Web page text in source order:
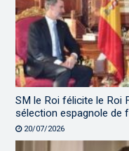
SM le Roi félicite le Roi
sélection espagnole de
20/07/2026